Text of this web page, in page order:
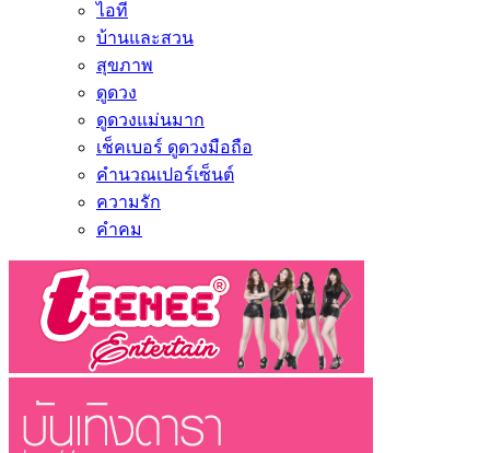
ไอที
บ้านและสวน
สุขภาพ
ดูดวง
ดูดวงแม่นมาก
เช็คเบอร์ ดูดวงมือถือ
คำนวณเปอร์เซ็นต์
ความรัก
คำคม